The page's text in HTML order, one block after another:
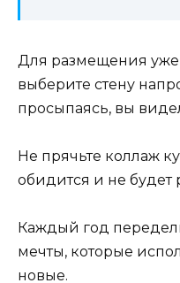
Для размещения уже
выберите стену
просыпаясь, вы
Не прячьте коллаж
обидится и не будет
Каждый год
мечты, которые
новые.